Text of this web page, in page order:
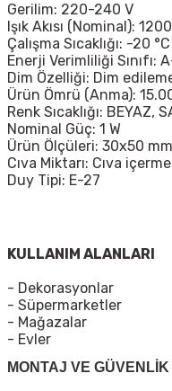
Gerilim: 220-240 V
Işık Akısı (Nominal):
Çalışma Sıcaklığı: -20
Enerji Verimliliği Sınıfı:
Dim Özelliği: Dim
Ürün Ömrü (Anma):
Renk Sıcaklığı: BEYAZ,
Nominal Güç: 1 W
Ürün Ölçüleri: 30x50 mm
Cıva Miktarı: Cıva
Duy Tipi: E-27
KULLANIM ALANLARI
- Dekorasyonlar
- Süpermarketler
- Mağazalar
- Evler
MONTAJ VE GÜVENLİK